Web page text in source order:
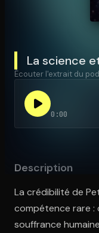
La science
Écouter l'extrait du
0:00
Description
La crédibilité de
compétence rare :
souffrance